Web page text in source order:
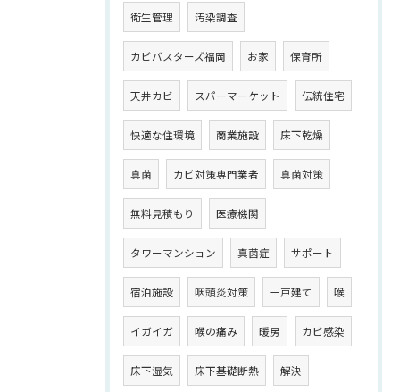
衛生管理 汚染調査
カビバスターズ福岡 お家 保育所
天井カビ スパーマーケット 伝統住宅
快適な住環境 商業施設 床下乾燥
真菌 カビ対策専門業者 真菌対策
無料見積もり 医療機関
タワーマンション 真菌症 サポート
宿泊施設 咽頭炎対策 一戸建て 喉
イガイガ 喉の痛み 暖房 カビ感染
床下湿気 床下基礎断熱 解決